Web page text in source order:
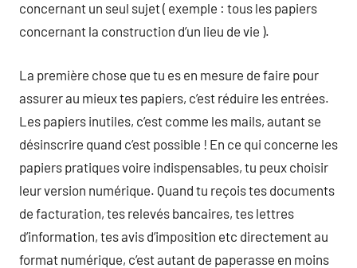
concernant un seul sujet ( exemple : tous les papiers
concernant la construction d’un lieu de vie ).
La première chose que tu es en mesure de faire pour
assurer au mieux tes papiers, c’est réduire les entrées.
Les papiers inutiles, c’est comme les mails, autant se
désinscrire quand c’est possible ! En ce qui concerne les
papiers pratiques voire indispensables, tu peux choisir
leur version numérique. Quand tu reçois tes documents
de facturation, tes relevés bancaires, tes lettres
d’information, tes avis d’imposition etc directement au
format numérique, c’est autant de paperasse en moins